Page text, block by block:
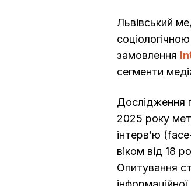
Львівський
замовлення
сегменти
Дослідження
2025 року
інтерв’ю
віком від 18
Опитування